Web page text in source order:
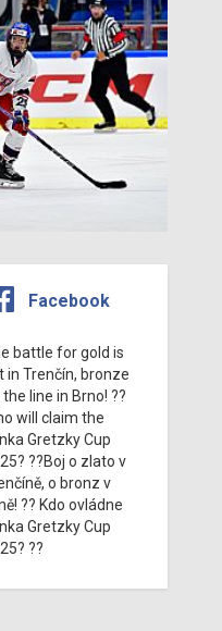
Facebook
battle for gold is
in Trenčín, bronze
the line in Brno! ??
will claim the
Gretzky Cup
??Boj o zlato v
o bronz v
?? Kdo ovládne
Gretzky Cup
??